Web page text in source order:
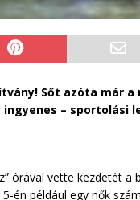
Sőt azóta már
– sportolási
órával vette kezdetét
én például egy nők